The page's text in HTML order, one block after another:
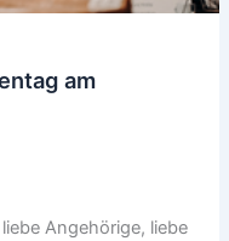
am
Angehörige, liebe